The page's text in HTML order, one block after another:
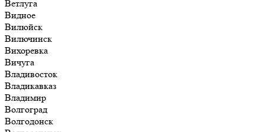
Ветлуга
Видное
Вилюйск
Вилючинск
Вихоревка
Вичуга
Владивосток
Владикавказ
Владимир
Волгоград
Волгодонск